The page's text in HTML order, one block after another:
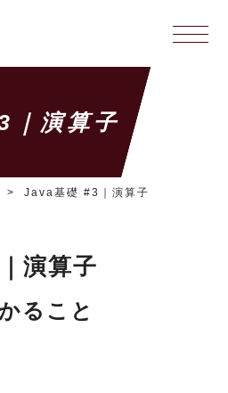
演算子
Java基礎 #3｜演算子
演算子
ること